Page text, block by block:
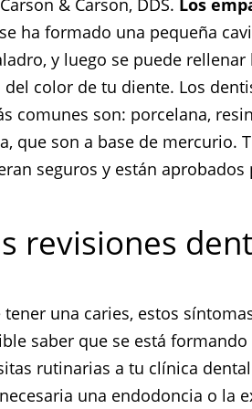
& Carson, DDS. Los
ha formado una pequeña
y luego se puede
color de tu diente. Los
comunes son: porcelana,
que son a base de mercurio.
seguros y están
revisiones
una caries, estos
saber que se está
rutinarias a tu clínica
una endodoncia o la